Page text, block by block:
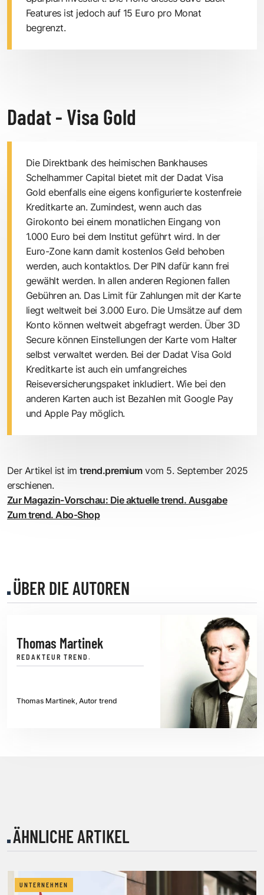
Features ist jedoch auf 15 Euro pro Monat
begrenzt.
Dadat - Visa Gold
Die Direktbank des heimischen Bankhauses
Schelhammer Capital bietet mit der Dadat Visa
Gold ebenfalls eine eigens konfigurierte kostenfreie
Kreditkarte an. Zumindest, wenn auch das
Girokonto bei einem monatlichen Eingang von
1.000 Euro bei dem Institut geführt wird. In der
Euro-Zone kann damit kostenlos Geld behoben
werden, auch kontaktlos. Der PIN dafür kann frei
gewählt werden. In allen anderen Regionen fallen
Gebühren an. Das Limit für Zahlungen mit der Karte
liegt weltweit bei 3.000 Euro. Die Umsätze auf dem
Konto können weltweit abgefragt werden. Über 3D
Secure können Einstellungen der Karte vom Halter
selbst verwaltet werden. Bei der Dadat Visa Gold
Kreditkarte ist auch ein umfangreiches
Reiseversicherungspaket inkludiert. Wie bei den
anderen Karten auch ist Bezahlen mit Google Pay
und Apple Pay möglich.
Der Artikel ist imtrend.premium vom 5. September 2025
erschienen.
Zur Magazin-Vorschau: Die aktuelle trend. Ausgabe
Zum trend. Abo-Shop
ÜBER DIE AUTOREN
Thomas Martinek
REDAKTEUR TREND.
Thomas Martinek, Autor trend
ÄHNLICHE ARTIKEL
UNTERNEHMEN